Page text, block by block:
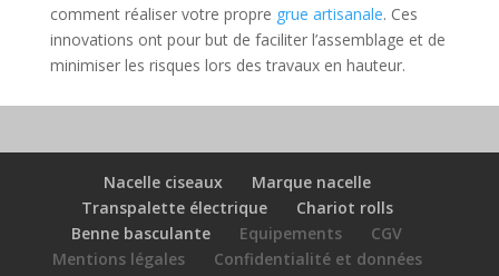
comment réaliser votre propre grue artisanale. Ces
innovations ont pour but de faciliter l’assemblage et de
minimiser les risques lors des travaux en hauteur.
Nacelle ciseaux
Marque nacelle
Transpalette électrique
Chariot rolls
Benne basculante
Equipements
CGV
Mentions légales
Confidentialité et données